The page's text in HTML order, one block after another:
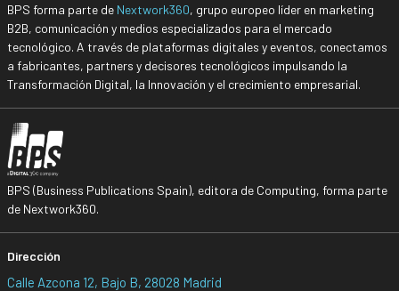
BPS forma parte de Nextwork360, grupo europeo líder en marketing
B2B, comunicación y medios especializados para el mercado
tecnológico. A través de plataformas digitales y eventos, conectamos
a fabricantes, partners y decisores tecnológicos impulsando la
Transformación Digital, la Innovación y el crecimiento empresarial.
BPS (Business Publications Spain), editora de Computing, forma parte
de Nextwork360.
Dirección
Calle Azcona 12, Bajo B, 28028 Madrid